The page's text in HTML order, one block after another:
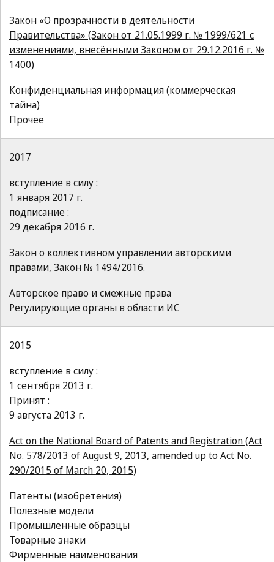
Закон «О прозрачности в деятельности
Правительства» (Закон от 21.05.1999 г. № 1999/621 с
изменениями, внесёнными Законом от 29.12.2016 г. №
1400)
Конфиденциальная информация (коммерческая
тайна)
Прочее
2017
вступление в силу :
1 января 2017 г.
подписание :
29 декабря 2016 г.
Закон о коллективном управлении авторскими
правами, Закон № 1494/2016.
Авторское право и смежные права
Регулирующие органы в области ИС
2015
вступление в силу :
1 сентября 2013 г.
Принят :
9 августа 2013 г.
Act on the National Board of Patents and Registration (Act
No. 578/2013 of August 9, 2013, amended up to Act No.
290/2015 of March 20, 2015)
Патенты (изобретения)
Полезные модели
Промышленные образцы
Товарные знаки
Фирменные наименования